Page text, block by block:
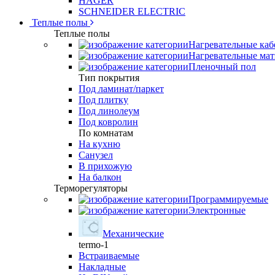
SCHNEIDER ELECTRIC
Теплые полы
Теплые полы
Нагревательные
Нагревательные
Пленочный пол
Тип покрытия
Под ламинат/паркет
Под плитку
Под линолеум
Под ковролин
По комнатам
На кухню
Санузел
В прихожую
На балкон
Терморегуляторы
Программируемые
Электронные
Механические
termo-1
Встраиваемые
Накладные